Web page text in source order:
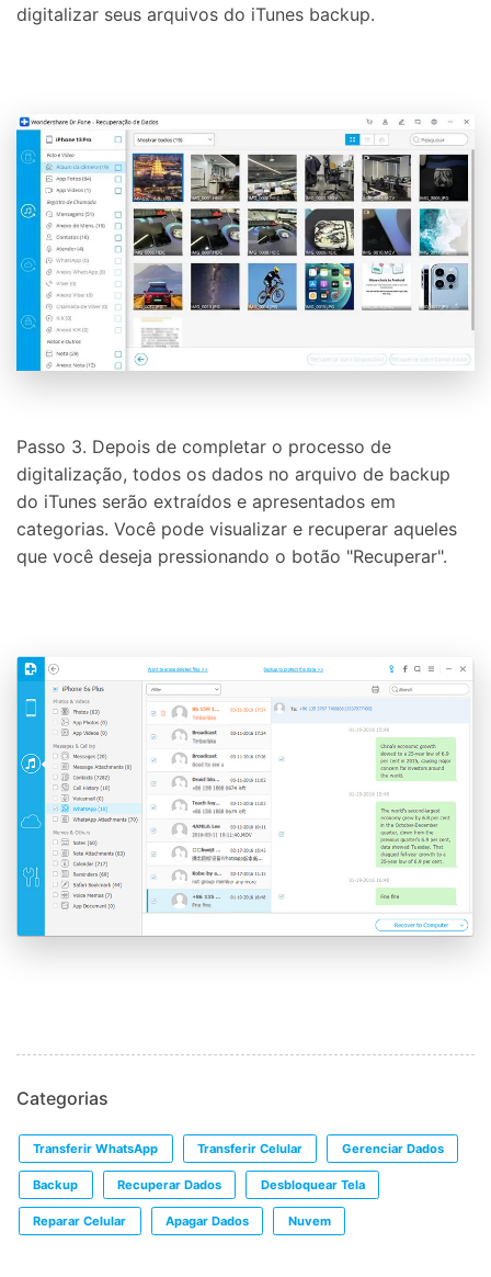
digitalizar seus arquivos do iTunes backup.
Passo 3. Depois de completar o processo de
digitalização, todos os dados no arquivo de backup
do iTunes serão extraídos e apresentados em
categorias. Você pode visualizar e recuperar aqueles
que você deseja pressionando o botão "Recuperar".
Categorias
Transferir WhatsApp Transferir Celular Gerenciar Dados
Backup Recuperar Dados Desbloquear Tela
Reparar Celular Apagar Dados Nuvem